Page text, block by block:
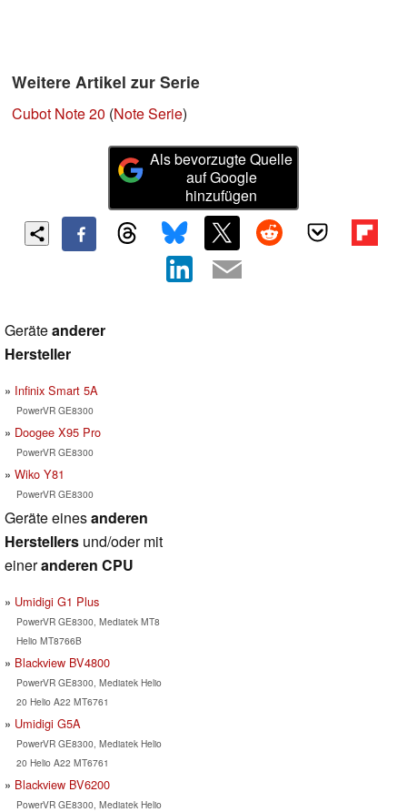
Weitere Artikel zur Serie
Cubot Note 20 (Note Serie)
Als bevorzugte Quelle
auf Google
hinzufügen
Geräteanderer
Hersteller
Infinix Smart 5A
PowerVR GE8300
Doogee X95 Pro
PowerVR GE8300
Wiko Y81
PowerVR GE8300
Geräte einesanderen
Herstellers und/oder mit
eineranderen CPU
Umidigi G1 Plus
PowerVR GE8300, Mediatek MT8
Helio MT8766B
Blackview BV4800
PowerVR GE8300, Mediatek Helio
20 Helio A22 MT6761
Umidigi G5A
PowerVR GE8300, Mediatek Helio
20 Helio A22 MT6761
Blackview BV6200
PowerVR GE8300, Mediatek Helio